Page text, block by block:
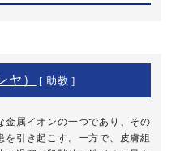
） [ 助教 ]
金属イオンの一つであり、その
引き起こす。一方で、皮膚組